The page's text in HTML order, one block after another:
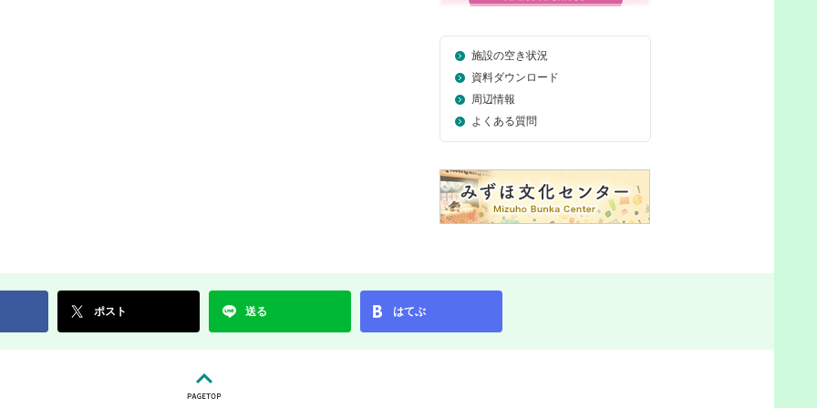
施設の空き状況
資料ダウンロード
周辺情報
よくある質問
ポスト 送る はてぶ